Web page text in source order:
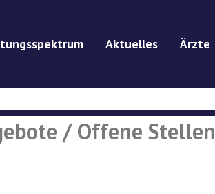
Aktuelles Ärzte
/ Offene Stellen